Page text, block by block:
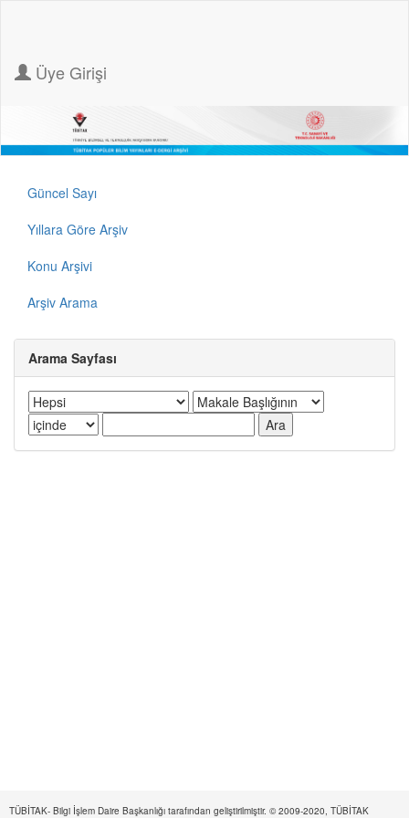
Üye Girişi
Güncel Sayı
Yıllara Göre Arşiv
Konu Arşivi
Arşiv Arama
Arama Sayfası
TÜBİTAK- Bilgi İşlem Daire Başkanlığı tarafından geliştirilmiştir. © 2009-2020, TÜBİTAK